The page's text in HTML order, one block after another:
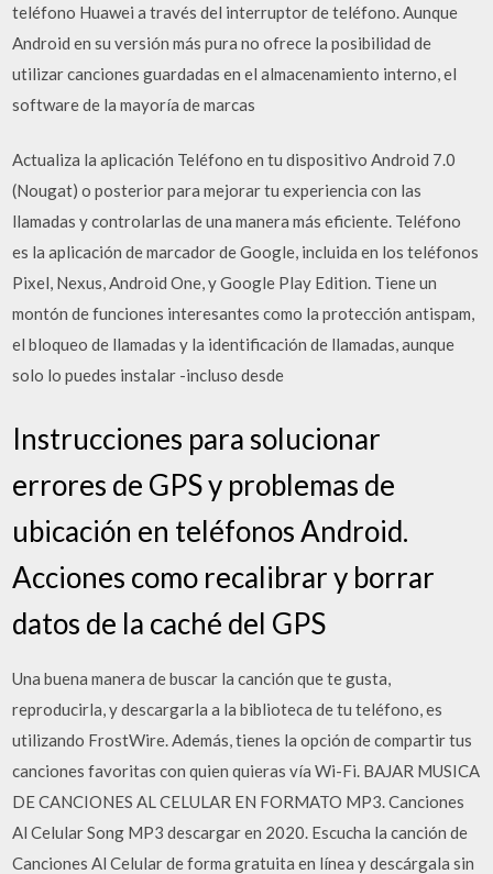
teléfono Huawei a través del interruptor de teléfono. Aunque
Android en su versión más pura no ofrece la posibilidad de
utilizar canciones guardadas en el almacenamiento interno, el
software de la mayoría de marcas
Actualiza la aplicación Teléfono en tu dispositivo Android 7.0
(Nougat) o posterior para mejorar tu experiencia con las
llamadas y controlarlas de una manera más eficiente. Teléfono
es la aplicación de marcador de Google, incluida en los teléfonos
Pixel, Nexus, Android One, y Google Play Edition. Tiene un
montón de funciones interesantes como la protección antispam,
el bloqueo de llamadas y la identificación de llamadas, aunque
solo lo puedes instalar -incluso desde
Instrucciones para solucionar
errores de GPS y problemas de
ubicación en teléfonos Android.
Acciones como recalibrar y borrar
datos de la caché del GPS
Una buena manera de buscar la canción que te gusta,
reproducirla, y descargarla a la biblioteca de tu teléfono, es
utilizando FrostWire. Además, tienes la opción de compartir tus
canciones favoritas con quien quieras vía Wi-Fi. BAJAR MUSICA
DE CANCIONES AL CELULAR EN FORMATO MP3. Canciones
Al Celular Song MP3 descargar en 2020. Escucha la canción de
Canciones Al Celular de forma gratuita en línea y descárgala sin